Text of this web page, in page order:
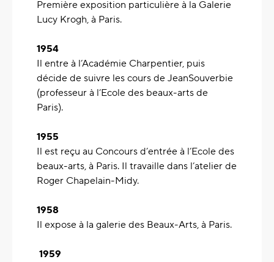
Première exposition particulière à la Galerie
Lucy Krogh, à Paris.
1954
Il entre à l’Académie Charpentier, puis
décide de suivre les cours de JeanSouverbie
(professeur à l’Ecole des beaux-arts de
Paris).
1955
Il est reçu au Concours d’entrée à l’Ecole des
beaux-arts, à Paris. Il travaille dans l’atelier de
Roger Chapelain-Midy.
1958
Il expose à la galerie des Beaux-Arts, à Paris.
1959